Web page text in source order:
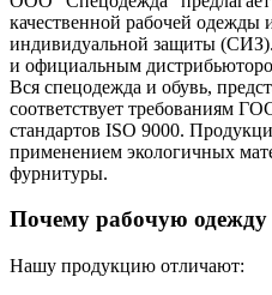
качественной рабочей одежды
индивидуальной защиты
и официальным
Вся спецодежда и обувь,
соответствует требованиям
стандартов ISO 9000.
применением экологичных
фурнитуры.
Почему рабочую
Нашу продукцию отличают: